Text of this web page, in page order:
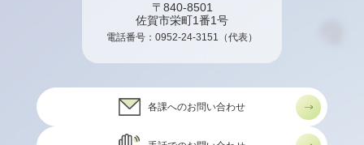
〒840-8501
佐賀市栄町1番1号
電話番号： 0952-24-3151 （代表）
各課へのお問い合わせ